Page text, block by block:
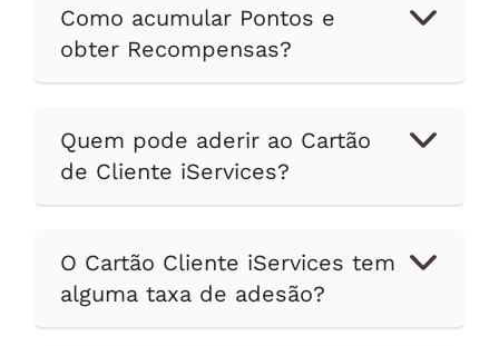
Como acumular Pontos e
obter Recompensas?
Quem pode aderir ao Cartão
de Cliente iServices?
O Cartão Cliente iServices tem
alguma taxa de adesão?